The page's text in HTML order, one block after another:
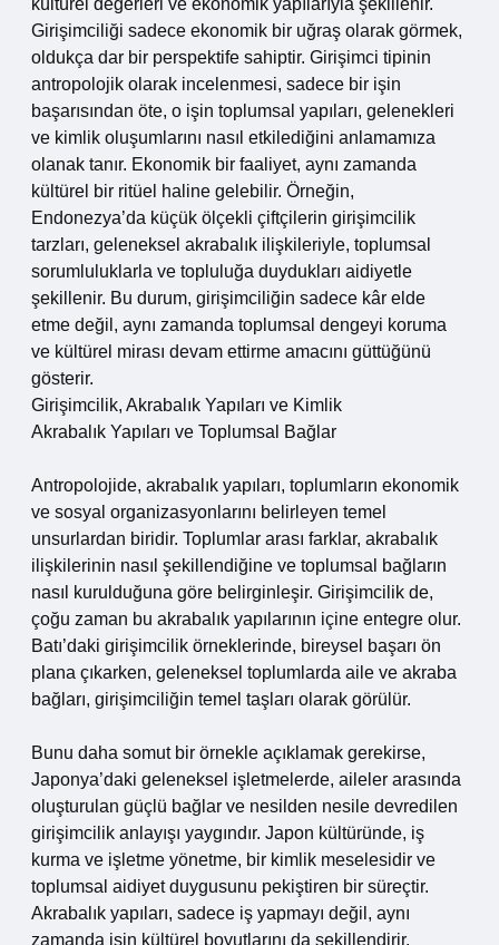
kültürel değerleri ve ekonomik yapılarıyla şekillenir.
Girişimciliği sadece ekonomik bir uğraş olarak görmek,
oldukça dar bir perspektife sahiptir. Girişimci tipinin
antropolojik olarak incelenmesi, sadece bir işin
başarısından öte, o işin toplumsal yapıları, gelenekleri
ve kimlik oluşumlarını nasıl etkilediğini anlamamıza
olanak tanır. Ekonomik bir faaliyet, aynı zamanda
kültürel bir ritüel haline gelebilir. Örneğin,
Endonezya’da küçük ölçekli çiftçilerin girişimcilik
tarzları, geleneksel akrabalık ilişkileriyle, toplumsal
sorumluluklarla ve topluluğa duydukları aidiyetle
şekillenir. Bu durum, girişimciliğin sadece kâr elde
etme değil, aynı zamanda toplumsal dengeyi koruma
ve kültürel mirası devam ettirme amacını güttüğünü
gösterir.
Girişimcilik, Akrabalık Yapıları ve Kimlik
Akrabalık Yapıları ve Toplumsal Bağlar
Antropolojide, akrabalık yapıları, toplumların ekonomik
ve sosyal organizasyonlarını belirleyen temel
unsurlardan biridir. Toplumlar arası farklar, akrabalık
ilişkilerinin nasıl şekillendiğine ve toplumsal bağların
nasıl kurulduğuna göre belirginleşir. Girişimcilik de,
çoğu zaman bu akrabalık yapılarının içine entegre olur.
Batı’daki girişimcilik örneklerinde, bireysel başarı ön
plana çıkarken, geleneksel toplumlarda aile ve akraba
bağları, girişimciliğin temel taşları olarak görülür.
Bunu daha somut bir örnekle açıklamak gerekirse,
Japonya’daki geleneksel işletmelerde, aileler arasında
oluşturulan güçlü bağlar ve nesilden nesile devredilen
girişimcilik anlayışı yaygındır. Japon kültüründe, iş
kurma ve işletme yönetme, bir kimlik meselesidir ve
toplumsal aidiyet duygusunu pekiştiren bir süreçtir.
Akrabalık yapıları, sadece iş yapmayı değil, aynı
zamanda işin kültürel boyutlarını da şekillendirir.